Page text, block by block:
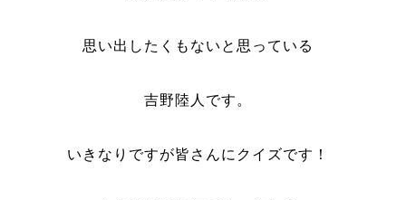
思い出したくもないと思っている
吉野陸人です。
いきなりですが皆さんにクイズです！